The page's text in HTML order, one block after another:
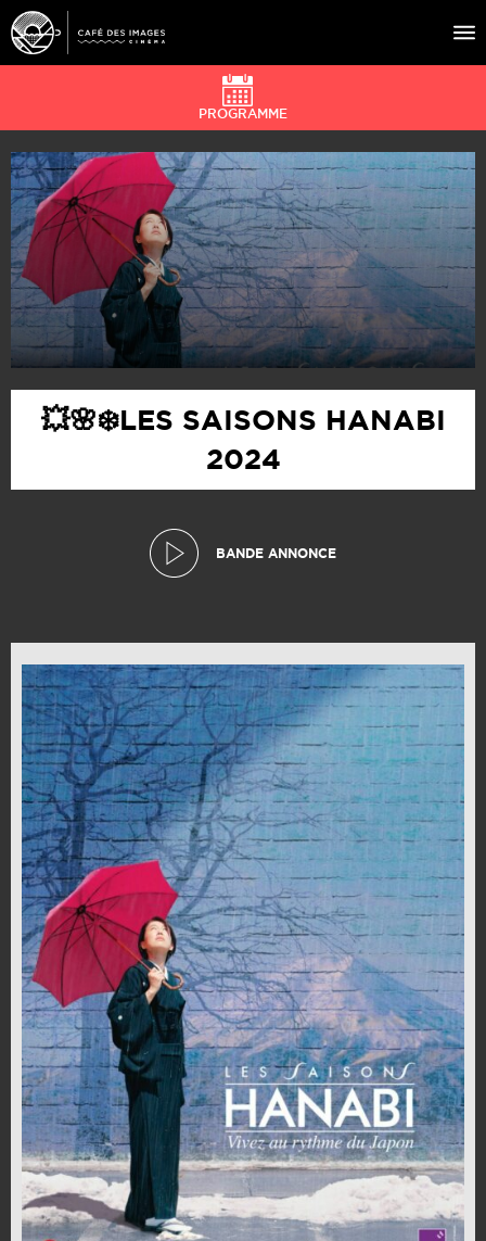
À L’AFFICHE
ÉVÉNEMENTS
CAFÉ DU CINÉ
PRATIQUE
ÉDUCATION AUX IMAGES
PROGRAMME
💥🌸❄️LES SAISONS HANABI
2024
BANDE ANNONCE